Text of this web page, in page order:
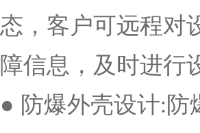
态，客户可远程对
障信息，及时进行
● 防爆外壳设计:防